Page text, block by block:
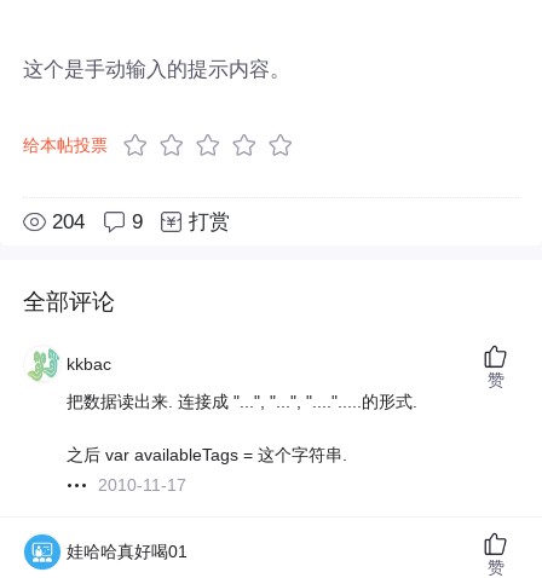
这个是手动输入的提示内容。
给本帖投票
204 9 打赏
全部评论
kkbac
把数据读出来. 连接成 "...", "...", "....".....的形式.
之后 var availableTags = 这个字符串.
2010-11-17
赞
娃哈哈真好喝01
赞